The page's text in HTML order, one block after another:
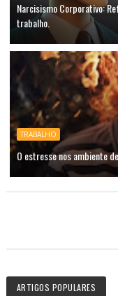
Narcisismo Corporativo:
trabalho.
TRABALHO
O estresse nos ambiente
ARTIGOS POPULARES